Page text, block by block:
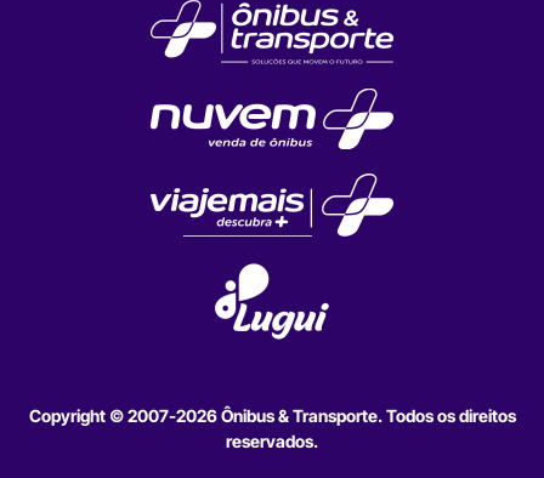
Copyright © 2007-2026 Ônibus & Transporte. Todos os direitos
reservados.